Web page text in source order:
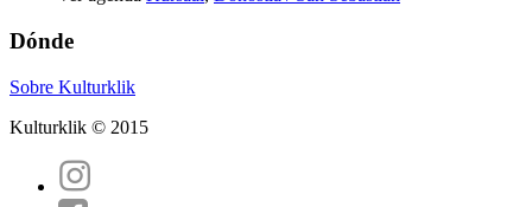
Dónde
Sobre Kulturklik
Kulturklik © 2015